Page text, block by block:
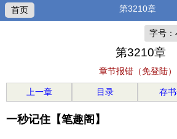
首页 第3210章
字号：
第3210章
章节报错（免登陆）
上一章 目录 存
一秒记住【笔趣阁】